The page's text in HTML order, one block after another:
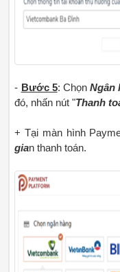
- Bước 5: Chọn Ngân
đó, nhấn nút "Thanh
+ Tại màn hình
gian thanh toán.